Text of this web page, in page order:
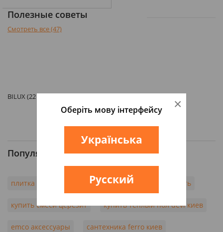
Полезные советы
Смотреть все (47)
BILUX (22 )
Популярные запросы
плитка argenta паркетная доска barlinek купить
купить смеси церезит купить теплый пол devi киев
emco аксессуары сантехника ferro киев
×
Оберіть мову інтерфейсу
Українська
Русский